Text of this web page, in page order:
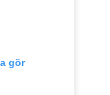
gör